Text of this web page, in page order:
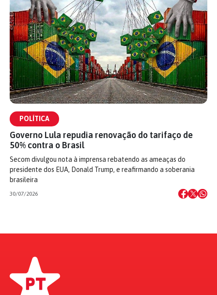
POLÍTICA
Governo Lula repudia renovação do tarifaço de
50% contra o Brasil
Secom divulgou nota à imprensa rebatendo as ameaças do
presidente dos EUA, Donald Trump, e reafirmando a soberania
brasileira
30/07/2026